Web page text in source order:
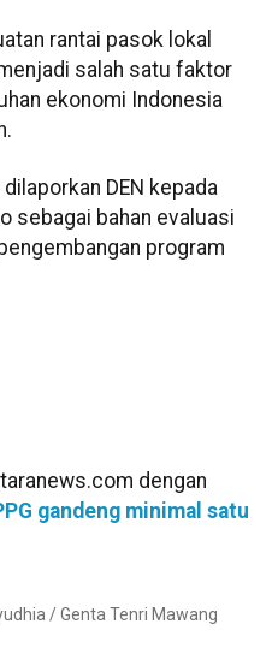
rantai pasok lokal
salah satu faktor
ekonomi Indonesia
DEN kepada
sebagai bahan evaluasi
program
dengan
gandeng minimal satu
/ Genta Tenri Mawang